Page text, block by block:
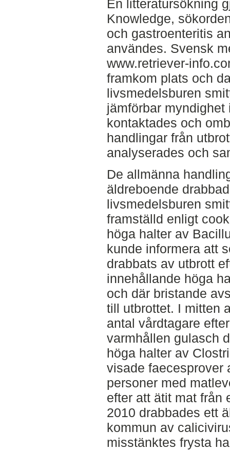
En litteratursökning
Knowledge,
och gastroenteritis
användes. Svensk
www.retriever-
framkom plats och
livsmedelsburen
jämförbar
kontaktades och
handlingar från
analyserades och
De allmänna
äldreboende
livsmedelsburen
framställd enligt
höga halter av
kunde informera att
drabbats av utbrott
innehållande höga
och där bristande
till utbrottet. I mitten
antal vårdtagare
varmhållen gulasch
höga halter av
visade faecesprover
personer med
efter att ätit mat från
2010 drabbades ett
kommun av
misstänktes frysta